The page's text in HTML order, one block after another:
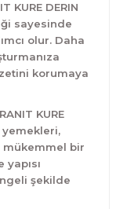
KURE DERIN
sayesinde
olur. Daha
korumaya
KURE
yemekleri,
mükemmel bir
yapısı
şekilde